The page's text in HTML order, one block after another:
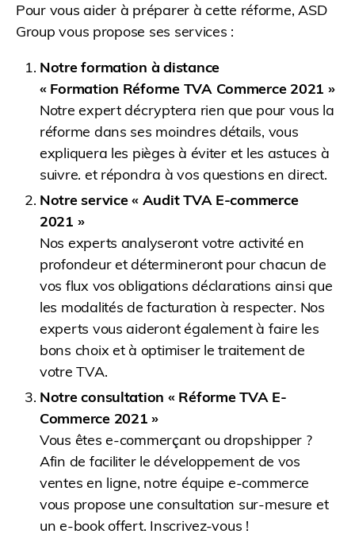
Pour vous aider à préparer à cette réforme, ASD
Group vous propose ses services :
Notre formation à distance
« Formation Réforme TVA Commerce 2021 »
Notre expert décryptera rien que pour vous la
réforme dans ses moindres détails, vous
expliquera les pièges à éviter et les astuces à
suivre. et répondra à vos questions en direct.
Notre service « Audit TVA E-commerce
2021 »
Nos experts analyseront votre activité en
profondeur et détermineront pour chacun de
vos flux vos obligations déclarations ainsi que
les modalités de facturation à respecter. Nos
experts vous aideront également à faire les
bons choix et à optimiser le traitement de
votre TVA.
Notre consultation « Réforme TVA E-
Commerce 2021 »
Vous êtes e-commerçant ou dropshipper ?
Afin de faciliter le développement de vos
ventes en ligne, notre équipe e-commerce
vous propose une consultation sur-mesure et
un e-book offert. Inscrivez-vous !